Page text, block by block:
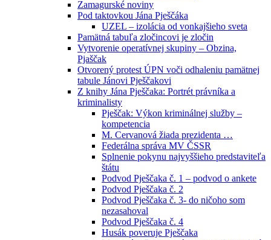
Zamagurské noviny
Pod taktovkou Jána Pješčáka
UZEL – izolácia od vonkajšieho sveta
Pamätná tabuľa zločincovi je zločin
Vytvorenie operatívnej skupiny – Obzina,
Pjaščak
Otvorený protest ÚPN voči odhaleniu pamätnej
tabule Jánovi Pješčakovi
Z knihy Jána Pješčaka: Portrét právníka a
kriminalisty
Pješčak: Výkon kriminálnej služby –
kompetencia
M. Cervanová žiada prezidenta …
Federálna správa MV ČSSR
Splnenie pokynu najvyššieho predstaviteľa
štátu
Podvod Pješčaka č. 1 – podvod o ankete
Podvod Pješčaka č. 2
Podvod Pješčaka č. 3- do ničoho som
nezasahoval
Podvod Pješčaka č. 4
Husák poveruje Pješčaka